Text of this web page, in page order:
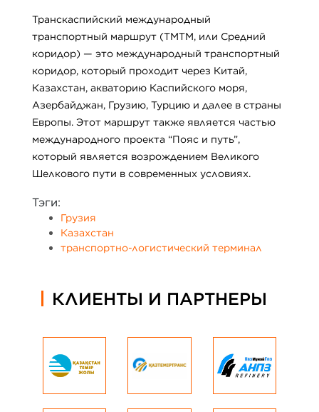
Транскаспийский международный
транспортный маршрут (ТМТМ, или Средний
коридор) — это международный транспортный
коридор, который проходит через Китай,
Казахстан, акваторию Каспийского моря,
Азербайджан, Грузию, Турцию и далее в страны
Европы. Этот маршрут также является частью
международного проекта “Пояс и путь”,
который является возрождением Великого
Шелкового пути в современных условиях.
Тэги:
Грузия
Казахстан
транспортно-логистический терминал
КЛИЕНТЫ И ПАРТНЕРЫ